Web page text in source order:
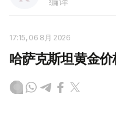
17:15, 06 8月 2026
哈萨克斯坦黄金